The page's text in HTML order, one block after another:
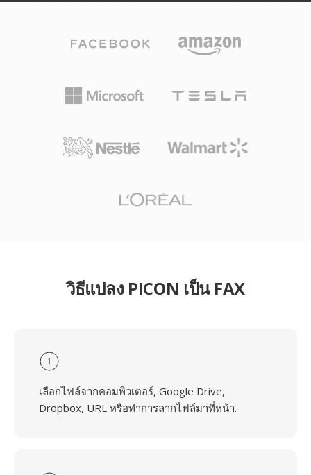
วิธีแปลง PICON เป็น FAX
1
เลือกไฟล์จากคอมพิวเตอร์, Google Drive,
Dropbox, URL หรือทำการลากไฟล์มาที่หน้า.